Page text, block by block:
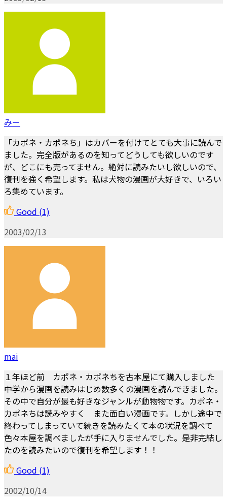
みー
「カポネ・カポネち」はカバーを付けてとても大事に読んで
ました。完全版があるのを知ってどうしても欲しいのです
が、どこにも売ってません。絶対に読みたいし欲しいので、
復刊を強く希望します。私は犬物の漫画が大好きで、いろい
ろ集めています。
Good (1)
2003/02/13
mai
１年ほど前 カポネ・カポネちを古本屋にて購入しました
中学から漫画を読みはじめ数多くの漫画を読んできました。
その中で自分が最も好きなジャンルが動物物です。カポネ・
カポネちは読みやすく また面白い漫画です。しかし途中で
終わってしまっていて続きを読みたくて本の状況を調べて
色々本屋を調べましたが手に入りませんでした。是非完結し
たのを読みたいので復刊を希望します！！
Good (1)
2002/10/14